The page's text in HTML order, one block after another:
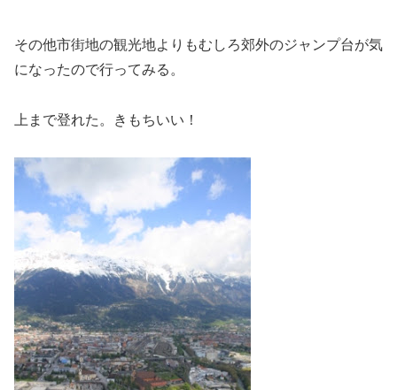
その他市街地の観光地よりもむしろ郊外のジャンプ台が気
になったので行ってみる。
上まで登れた。きもちいい！